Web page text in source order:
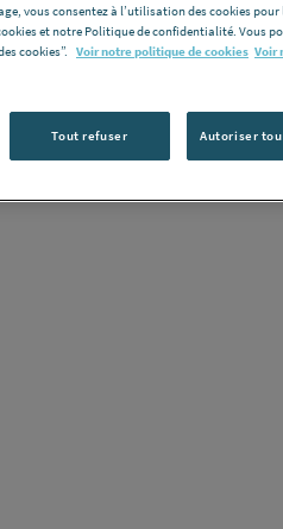
Vous avez un
vous consentez à l’utilisation des cookies pour
et notre Politique de confidentialité. Vous
cookies”.
Voir notre politique de cookies Voir
Tout refuser Autoriser